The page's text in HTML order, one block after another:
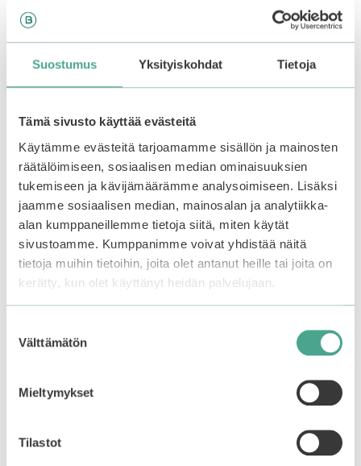
Suostumus Yksityiskohdat Tietoja
Tämä sivusto käyttää evästeitä
Käytämme evästeitä tarjoamamme sisällön ja mainosten
räätälöimiseen, sosiaalisen median ominaisuuksien
tukemiseen ja kävijämäärämme analysoimiseen. Lisäksi
jaamme sosiaalisen median, mainosalan ja analytiikka-
alan kumppaneillemme tietoja siitä, miten käytät
sivustoamme. Kumppanimme voivat yhdistää näitä
tietoja muihin tietoihin, joita olet antanut heille tai joita on
kerätty, kun olet käyttänyt heidän palvelujaan.
valinta
Välttämätön
Mieltymykset
Tilastot
Collagen Cream
5:stä
Varasto loppu.Liity
odotuslistalle tästä, niin
saat ilmoituksen, kun
tuote on jälleen
saatavilla.
Jelly Cream 110ml
Lisää ostoskoriin